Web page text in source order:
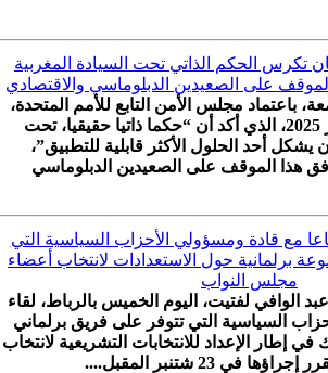
تكرس الحكم الذاتي تحت السيادة المغربية
على الصعيدين الدبلوماسي والاقتصادي
باعتماد مجلس الأمن التابع للأمم المتحدة،
القرار 2797 في 31 أكتوبر 2025، الذي أكد أن “حكما ذاتيا حقيقيا، تحت
يشكل أحد الحلول الأكثر قابلية للتطبيق”،
هذا الموقف على الصعيدين الدبلوماسي
مع قادة ومسؤولي الأحزاب السياسية التي
برلمانية حول الاستعدادات لانتخاب أعضاء
مجلس النواب
الوافي لفتيت، اليوم الخميس بالرباط، لقاء
السياسية التي تتوفر على فريق برلماني
في إطار الإعداد للانتخابات التشريعية لانتخاب
في 23 شتنبر المقبل....